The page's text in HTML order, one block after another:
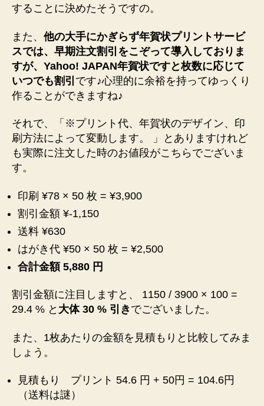
することに決めたそうですの。
また、 他の大手にかぎらず年賀状プリントサービ
スでは、早期注文割引をこぞって導入しておりま
すが、Yahoo! JAPAN年賀状ですと枚数に応じて
いつでも割引 です♪心理的に余裕を持ってゆっくり
作ることができますね♪
それで、「※プリント代、年賀状のデザイン、印
刷方法によって変動します。 」とありますけれど
も実際に注文した時のお値段がこちらでございま
す。
印刷 ¥78 × 50 枚 = ¥3,900
割引金額 ¥-1,150
送料 ¥630
はがき代 ¥50 × 50 枚 = ¥2,500
合計金額 5,880 円
割引金額に注目しますと、 1150 / 3900 × 100 =
29.4 % と 大体 30 % 引き でございました。
また、1枚あたりの金額を見積もりと比較してみま
しょう。
見積もり プリント 54.6 円 + 50円 = 104.6円
（送料は謎）